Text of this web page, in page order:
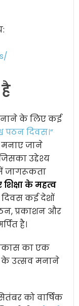
के लिए कई
पठन दिवस।”
मनाए जाने
उद्देश्य
जागरूकता
शिक्षा के महत्व
कई देशों
प्रकाशन और
है।
का एक
के उत्सव मनाने
को वार्षिक